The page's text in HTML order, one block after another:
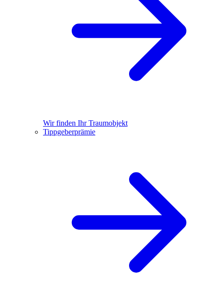
Wir finden Ihr Traumobjekt
Tippgeberprämie